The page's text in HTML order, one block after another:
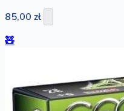
85,00 zł
🧸